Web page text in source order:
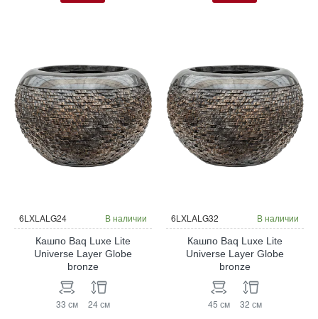
6LXLALG24 В наличии
Кашпо Baq Luxe Lite
Universe Layer Globe
bronze
33 см 24 см
6LXLALG32 В наличии
Кашпо Baq Luxe Lite
Universe Layer Globe
bronze
45 см 32 см